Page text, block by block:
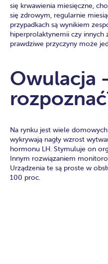
się krwawienia miesięczne,
się zdrowym, regularnie
przypadkach są wynikiem
hiperprolaktynemii czy innych
prawdziwe przyczyny może
Owulacja
Na rynku jest wiele
wykrywają nagły wzrost
hormonu LH. Stymuluje on
Innym rozwiązaniem
Urządzenia te są proste w
100 proc.